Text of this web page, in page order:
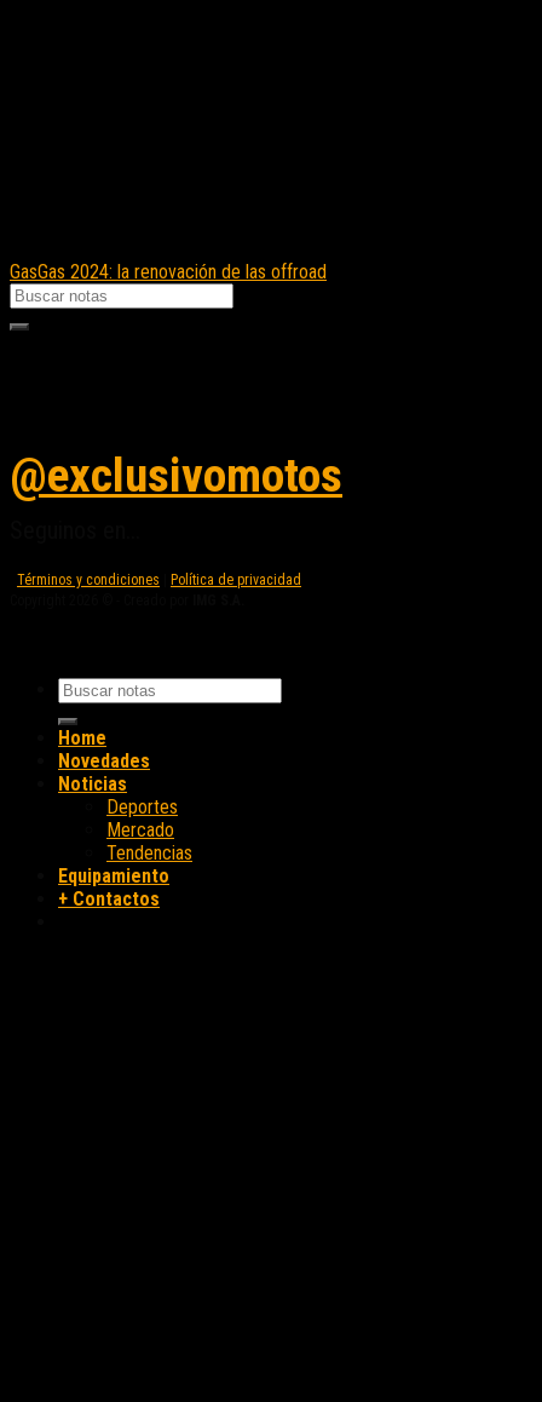
GasGas 2024: la renovación de las offroad
@exclusivomotos
Términos y condiciones
Política de privacidad
Home
Novedades
Noticias
Deportes
Mercado
Tendencias
Equipamiento
+ Contactos